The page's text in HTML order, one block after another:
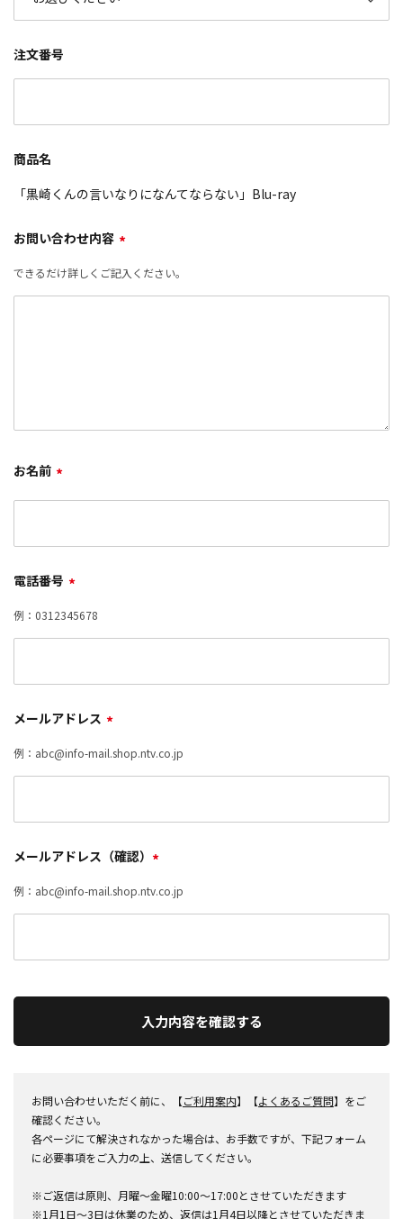
注文番号
商品名
「黒崎くんの言いなりになんてならない」Blu-ray
お問い合わせ内容 *
できるだけ詳しくご記入ください。
お名前 *
電話番号 *
例：0312345678
メールアドレス *
例：abc@info-mail.shop.ntv.co.jp
メールアドレス（確認） *
例：abc@info-mail.shop.ntv.co.jp
入力内容を確認する
お問い合わせいただく前に、【ご利用案内】【よくあるご質問】をご
確認ください。
各ページにて解決されなかった場合は、お手数ですが、下記フォーム
に必要事項をご入力の上、送信してください。
※ご返信は原則、月曜～金曜10:00～17:00とさせていただきます
※1月1日～3日は休業のため、返信は1月4日以降とさせていただきま